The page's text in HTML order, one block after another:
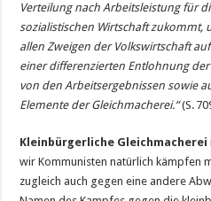
Verteilung nach Arbeitsleistung für
sozialistischen Wirtschaft
allen Zweigen der Volkswirtschaft
einer differenzierten Entlohnung
von den Arbeitsergebnissen sowie
Elemente der Gleichmacherei.“(S.
Kleinbürgerliche Gleichmacherei
wir Kommunisten natürlich kämpfen
zugleich auch gegen eine andere